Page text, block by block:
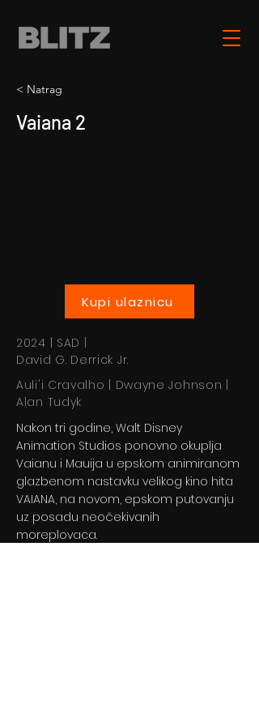
< Natrag
Vaiana 2
Kupi ulaznicu
2024 | SAD |
David G. Derrick Jr.
Auli'i Cravalho | Dwayne Johnson |
Alan Tudyk
Nakon tri godine, Walt Disney
Animation Studios ponovno okuplja
Vaianu i Mauija u epskom animiranom
glazbenom nastavku velikog kino hita
VAIANA, na novom, epskom putovanju
uz posadu neočekivanih
moreplovaca.